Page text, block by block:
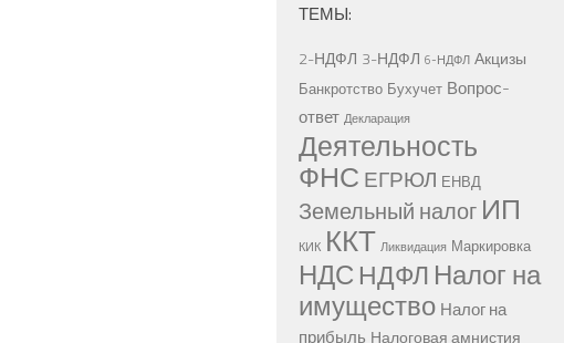
ТЕМЫ:
2-НДФЛ 3-НДФЛ 6-НДФЛ Акцизы
Банкротство Бухучет Вопрос-
ответ Декларация
Деятельность
ФНС ЕГРЮЛ ЕНВД
Земельный налог ИП
КИК ККТ Ликвидация Маркировка
НДС НДФЛ Налог на
имущество Налог на
прибыль Налоговая амнистия